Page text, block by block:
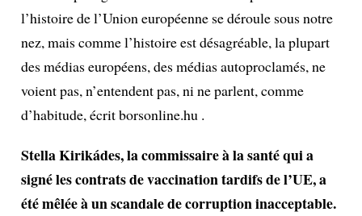
l’histoire de l’Union européenne se déroule sous notre
nez, mais comme l’histoire est désagréable, la plupart
des médias européens, des médias autoproclamés, ne
voient pas, n’entendent pas, ni ne parlent, comme
d’habitude, écrit borsonline.hu .
Stella Kirikádes, la commissaire à la santé qui a
signé les contrats de vaccination tardifs de l’UE, a
été mêlée à un scandale de corruption inacceptable.